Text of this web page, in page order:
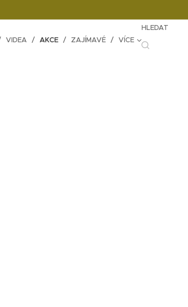
VIDEA AKCE ZAJÍMAVÉ VÍCE
HLEDAT